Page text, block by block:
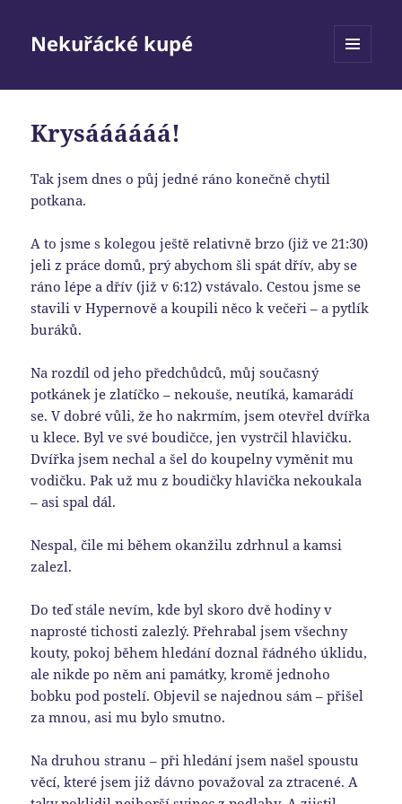
Nekuřácké kupé
Krysáááááá!
Tak jsem dnes o půj jedné ráno konečně chytil
potkana.
A to jsme s kolegou ještě relativně brzo (již ve 21:30)
jeli z práce domů, prý abychom šli spát dřív, aby se
ráno lépe a dřív (již v 6:12) vstávalo. Cestou jsme se
stavili v Hypernově a koupili něco k večeři – a pytlík
buráků.
Na rozdíl od jeho předchůdců, můj současný
potkánek je zlatíčko – nekouše, neutíká, kamarádí
se. V dobré vůli, že ho nakrmím, jsem otevřel dvířka
u klece. Byl ve své boudičce, jen vystrčil hlavičku.
Dvířka jsem nechal a šel do koupelny vyměnit mu
vodičku. Pak už mu z boudičky hlavička nekoukala
– asi spal dál.
Nespal, čile mi během okanžilu zdrhnul a kamsi
zalezl.
Do teď stále nevím, kde byl skoro dvě hodiny v
naprosté tichosti zalezlý. Přehrabal jsem všechny
kouty, pokoj během hledání doznal řádného úklidu,
ale nikde po něm ani památky, kromě jednoho
bobku pod postelí. Objevil se najednou sám – přišel
za mnou, asi mu bylo smutno.
Na druhou stranu – při hledání jsem našel spoustu
věcí, které jsem již dávno považoval za ztracené. A